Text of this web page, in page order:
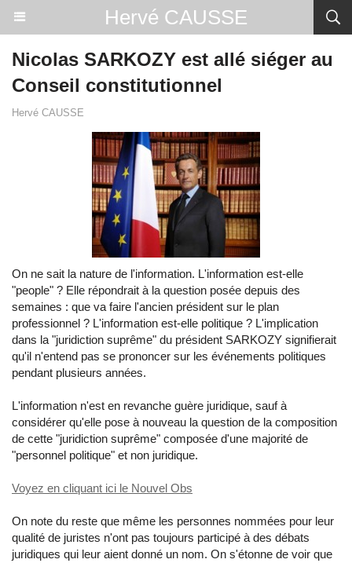
Hervé CAUSSE
Nicolas SARKOZY est allé siéger au
Conseil constitutionnel
Hervé CAUSSE
On ne sait la nature de l'information. L'information est-elle
"people" ? Elle répondrait à la question posée depuis des
semaines : que va faire l'ancien président sur le plan
professionnel ? L'information est-elle politique ? L'implication
dans la "juridiction suprême" du président SARKOZY signifierait
qu'il n'entend pas se prononcer sur les événements politiques
pendant plusieurs années.
L'information n'est en revanche guère juridique, sauf à
considérer qu'elle pose à nouveau la question de la composition
de cette "juridiction suprême" composée d'une majorité de
"personnel politique" et non juridique.
Voyez en cliquant ici le Nouvel Obs
On note du reste que même les personnes nommées pour leur
qualité de juristes n'ont pas toujours participé à des débats
juridiques qui leur aient donné un nom. On s'étonne de voir que